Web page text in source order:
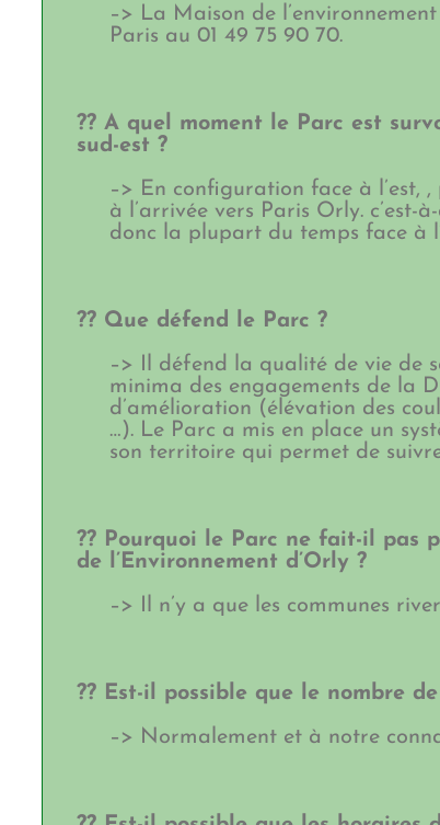
–> La Maison de
Paris au 01 49 75 90 70.
?? A quel moment le Parc est
sud-est ?
–> En configuration face à l’est,
à l’arrivée vers Paris Orly. c’est-
donc la plupart du temps face à
?? Que défend le Parc ?
–> Il défend la qualité de vie de
minima des engagements de la
d’amélioration (élévation des
…). Le Parc a mis en place un
son territoire qui permet de
?? Pourquoi le Parc ne fait-il pas
de l’Environnement d’Orly ?
–> Il n’y a que les communes
?? Est-il possible que le nombre
–> Normalement et à notre